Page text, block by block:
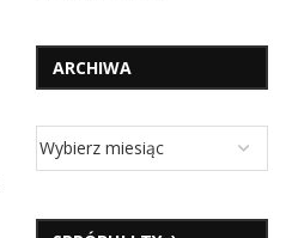
ARCHIWA